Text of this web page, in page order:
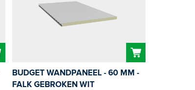
BUDGET WANDPANEEL - 60 MM -
FALK GEBROKEN WIT